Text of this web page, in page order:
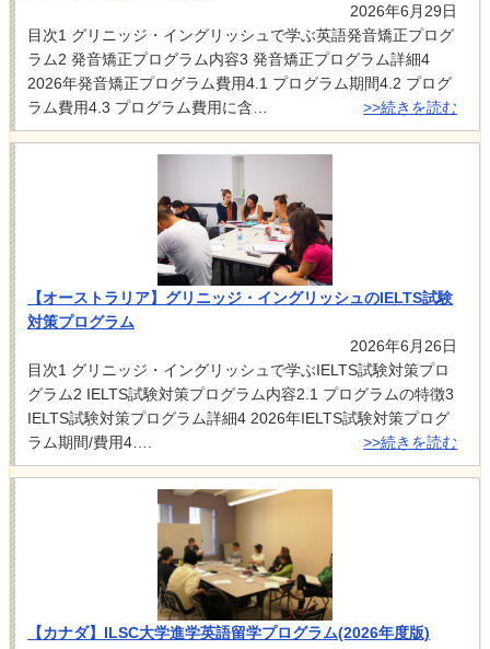
2026年6月29日
目次1 グリニッジ・イングリッシュで学ぶ英語発音矯正プログ
ラム2 発音矯正プログラム内容3 発音矯正プログラム詳細4
2026年発音矯正プログラム費用4.1 プログラム期間4.2 プログ
ラム費用4.3 プログラム費用に含…
>>続きを読む
【オーストラリア】グリニッジ・イングリッシュのIELTS試験
対策プログラム
2026年6月26日
目次1 グリニッジ・イングリッシュで学ぶIELTS試験対策プロ
グラム2 IELTS試験対策プログラム内容2.1 プログラムの特徴3
IELTS試験対策プログラム詳細4 2026年IELTS試験対策プログ
ラム期間/費用4….
>>続きを読む
【カナダ】ILSC大学進学英語留学プログラム(2026年度版)